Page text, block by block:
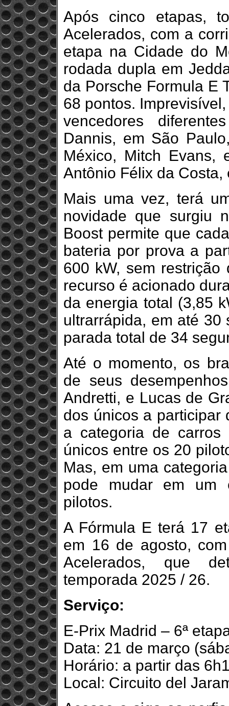
Após cinco etapas,
Acelerados, com a
etapa na Cidade do
rodada dupla em
da Porsche Formula E
68 pontos.
vencedores
Dannis, em São
México, Mitch Evans,
Antônio Félix da Costa,
Mais uma vez, terá
novidade que surgiu
Boost permite que
bateria por prova a
600 kW, sem
recurso é acionado
da energia total (3,85
ultrarrápida, em até 30
parada total de 34
Até o momento, os
de seus
Andretti, e Lucas de
dos únicos a participar
a categoria de carros
únicos entre os 20
Mas, em uma
pode mudar em um
pilotos.
A Fórmula E terá 17
em 16 de agosto,
Acelerados, que
temporada 2025 / 26.
Serviço:
E-Prix Madrid – 6ª
Data: 21 de março
Horário: a partir das
Local: Circuito del